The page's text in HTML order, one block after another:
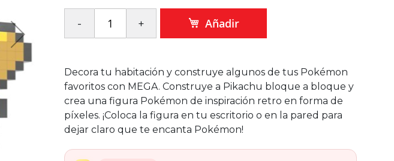
Añadir
Decora tu habitación y construye algunos de tus Pokémon
favoritos con MEGA. Construye a Pikachu bloque a bloque y
crea una figura Pokémon de inspiración retro en forma de
píxeles. ¡Coloca la figura en tu escritorio o en la pared para
dejar claro que te encanta Pokémon!